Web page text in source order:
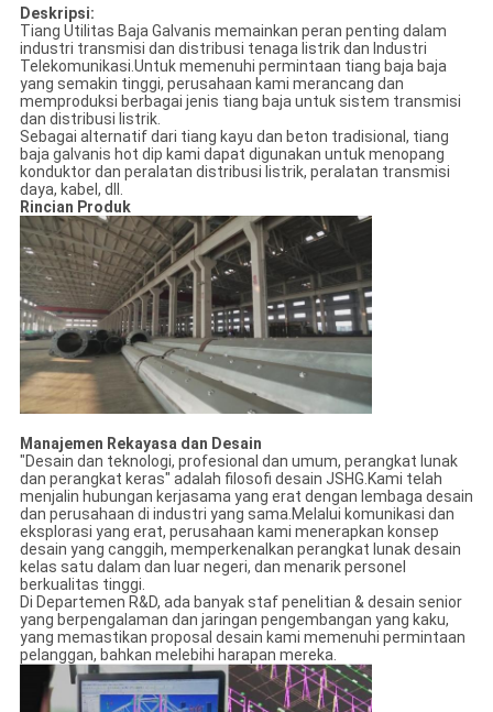
Deskripsi:
Tiang Utilitas Baja Galvanis memainkan peran penting dalam
industri transmisi dan distribusi tenaga listrik dan Industri
Telekomunikasi.Untuk memenuhi permintaan tiang baja baja
yang semakin tinggi, perusahaan kami merancang dan
memproduksi berbagai jenis tiang baja untuk sistem transmisi
dan distribusi listrik.
Sebagai alternatif dari tiang kayu dan beton tradisional, tiang
baja galvanis hot dip kami dapat digunakan untuk menopang
konduktor dan peralatan distribusi listrik, peralatan transmisi
daya, kabel, dll.
Rincian Produk
Manajemen Rekayasa dan Desain
"Desain dan teknologi, profesional dan umum, perangkat lunak
dan perangkat keras" adalah filosofi desain JSHG.Kami telah
menjalin hubungan kerjasama yang erat dengan lembaga desain
dan perusahaan di industri yang sama.Melalui komunikasi dan
eksplorasi yang erat, perusahaan kami menerapkan konsep
desain yang canggih, memperkenalkan perangkat lunak desain
kelas satu dalam dan luar negeri, dan menarik personel
berkualitas tinggi.
Di Departemen R&D, ada banyak staf penelitian & desain senior
yang berpengalaman dan jaringan pengembangan yang kaku,
yang memastikan proposal desain kami memenuhi permintaan
pelanggan, bahkan melebihi harapan mereka.